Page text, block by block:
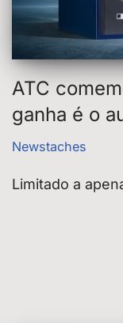
ATC
ganha é o
Newstaches
Limitado a